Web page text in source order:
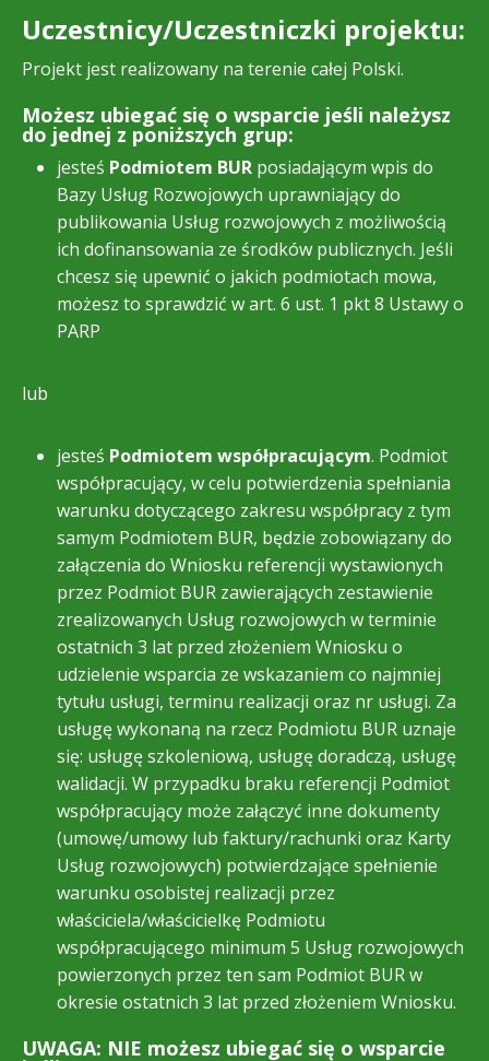
Uczestnicy/Uczestniczki projektu:
Projekt jest realizowany na terenie całej Polski.
Możesz ubiegać się o wsparcie jeśli należysz
do jednej z poniższych grup:
jesteś Podmiotem BUR posiadającym wpis do
Bazy Usług Rozwojowych uprawniający do
publikowania Usług rozwojowych z możliwością
ich dofinansowania ze środków publicznych. Jeśli
chcesz się upewnić o jakich podmiotach mowa,
możesz to sprawdzić w art. 6 ust. 1 pkt 8 Ustawy o
PARP
lub
jesteś Podmiotem współpracującym. Podmiot
współpracujący, w celu potwierdzenia spełniania
warunku dotyczącego zakresu współpracy z tym
samym Podmiotem BUR, będzie zobowiązany do
załączenia do Wniosku referencji wystawionych
przez Podmiot BUR zawierających zestawienie
zrealizowanych Usług rozwojowych w terminie
ostatnich 3 lat przed złożeniem Wniosku o
udzielenie wsparcia ze wskazaniem co najmniej
tytułu usługi, terminu realizacji oraz nr usługi. Za
usługę wykonaną na rzecz Podmiotu BUR uznaje
się: usługę szkoleniową, usługę doradczą, usługę
walidacji. W przypadku braku referencji Podmiot
współpracujący może załączyć inne dokumenty
(umowę/umowy lub faktury/rachunki oraz Karty
Usług rozwojowych) potwierdzające spełnienie
warunku osobistej realizacji przez
właściciela/właścicielkę Podmiotu
współpracującego minimum 5 Usług rozwojowych
powierzonych przez ten sam Podmiot BUR w
okresie ostatnich 3 lat przed złożeniem Wniosku.
UWAGA: NIE możesz ubiegać się o wsparcie